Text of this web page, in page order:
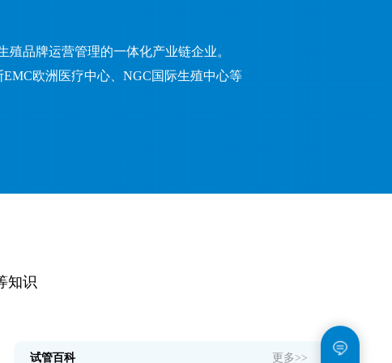
品牌运营管理的一体化产业链企业。
欧洲医疗中心、NGC国际生殖中心等
知识
试管百科 更多>>